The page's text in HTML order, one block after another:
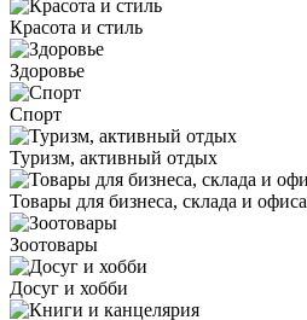
Красота и стиль
Здоровье
Спорт
Туризм, активный отдых
Товары для бизнеса, склада и офиса
Зоотовары
Досуг и хобби